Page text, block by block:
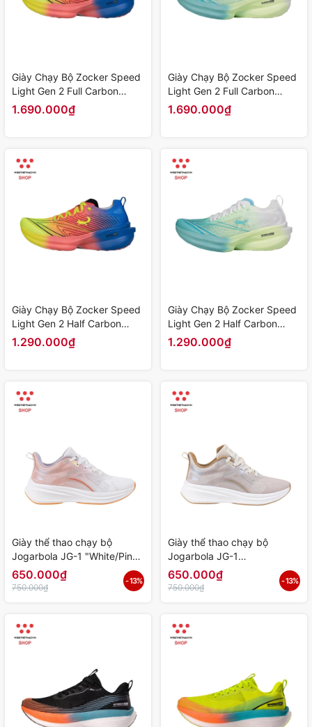
Giày Chạy Bộ Zocker Speed
Light Gen 2 Full Carbon
"Xanh Cam" Z-SLG2-04 -
Hàng Chính Hãng
1.690.000₫
Giày Chạy Bộ Zocker Speed
Light Gen 2 Full Carbon
"Trắng Xanh" Z-SLG2-03 -
Hàng Chính Hãng
1.690.000₫
Giày Chạy Bộ Zocker Speed
Light Gen 2 Half Carbon
"Xanh Cam" Z-SLG2-02 -
Hàng Chính Hãng
1.290.000₫
Giày Chạy Bộ Zocker Speed
Light Gen 2 Half Carbon
"Trắng Xanh" Z-SLG2-01 -
Hàng Chính Hãng
1.290.000₫
Giày thể thao chạy bộ
Jogarbola JG-1 "White/Pink"
JG-1-04 - Hàng Chính Hãng
650.000₫
750.000₫
- 13%
Giày thể thao chạy bộ
Jogarbola JG-1
"White/Yellow" JG-1-03 -
Hàng Chính Hãng
650.000₫
750.000₫
- 13%